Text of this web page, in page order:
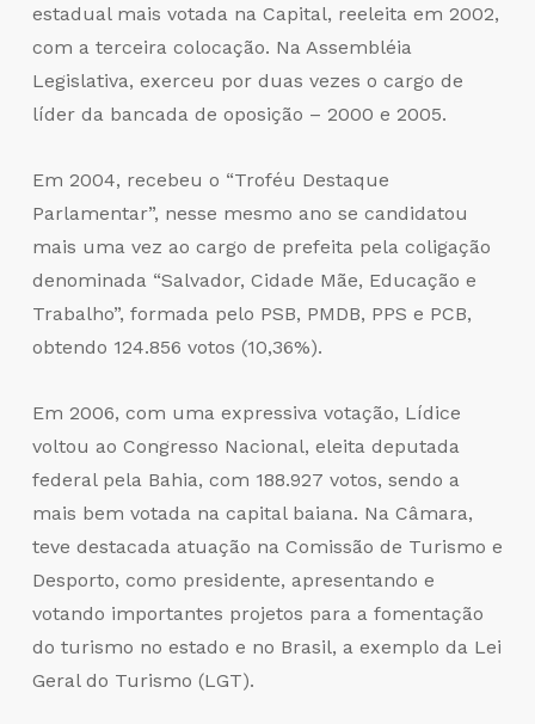
estadual mais votada na Capital, reeleita em 2002,
com a terceira colocação. Na Assembléia
Legislativa, exerceu por duas vezes o cargo de
líder da bancada de oposição – 2000 e 2005.
Em 2004, recebeu o “Troféu Destaque
Parlamentar”, nesse mesmo ano se candidatou
mais uma vez ao cargo de prefeita pela coligação
denominada “Salvador, Cidade Mãe, Educação e
Trabalho”, formada pelo PSB, PMDB, PPS e PCB,
obtendo 124.856 votos (10,36%).
Em 2006, com uma expressiva votação, Lídice
voltou ao Congresso Nacional, eleita deputada
federal pela Bahia, com 188.927 votos, sendo a
mais bem votada na capital baiana. Na Câmara,
teve destacada atuação na Comissão de Turismo e
Desporto, como presidente, apresentando e
votando importantes projetos para a fomentação
do turismo no estado e no Brasil, a exemplo da Lei
Geral do Turismo (LGT).